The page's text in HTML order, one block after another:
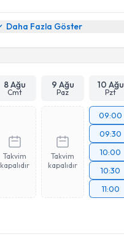
Daha Fazla Göster
8 Ağu
Cmt
9 Ağu
Paz
10 Ağu
Pzt
Takvim
kapalıdır
Takvim
kapalıdır
09:00
09:30
10:00
10:30
11:00